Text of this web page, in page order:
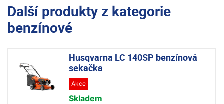
Další produkty z kategorie
benzínové
Husqvarna LC 140SP benzínová
sekačka
Akce
Skladem